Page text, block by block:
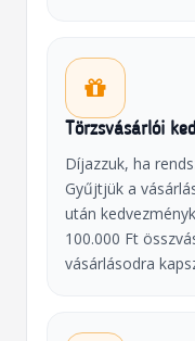
Törzsvásárlói
Díjazzuk, ha
Gyűjtjük a
után
100.000 Ft
vásárlásodra